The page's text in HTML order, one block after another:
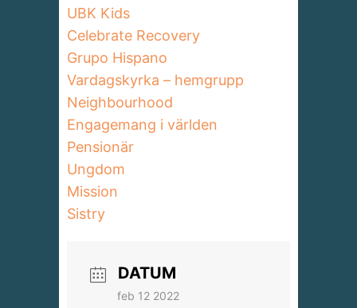
UBK Kids
Celebrate Recovery
Grupo Hispano
Vardagskyrka – hemgrupp
Neighbourhood
Engagemang i världen
Pensionär
Ungdom
Mission
Sistry
DATUM
feb 12 2022